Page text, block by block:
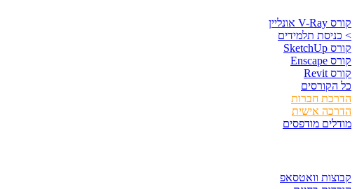
קורס V-Ray אונליין
> כניסת תלמידים
קורס SketchUp
קורס Enscape
קורס Revit
כל הקורסים
הדרכת חברות
הדרכה אישית
מודלים מודפסים
קבוצות וואטסאפ